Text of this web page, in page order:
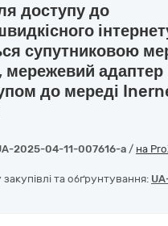
доступу до
супутниковою
мережевий
до мереді
2025-04-11-007616-a / на
та обґрунтування: